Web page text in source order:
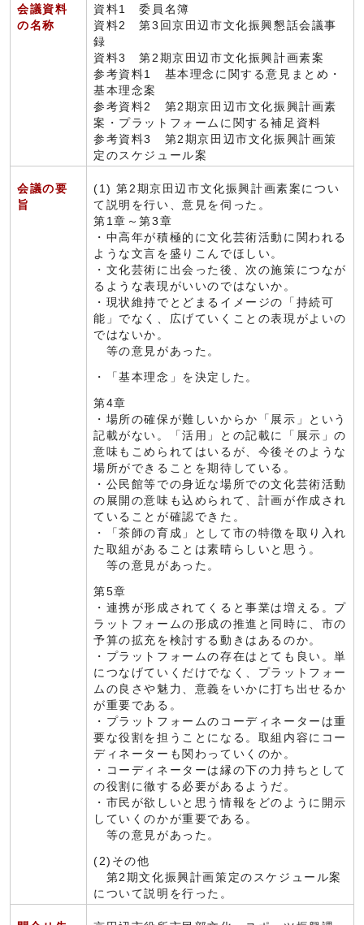
会議資料
の名称
資料1 委員名簿
資料2 第3回京田辺市文化振興懇話会議事
録
資料3 第2期京田辺市文化振興計画素案
参考資料1 基本理念に関する意見まとめ・
基本理念案
参考資料2 第2期京田辺市文化振興計画素
案・プラットフォームに関する補足資料
参考資料3 第2期京田辺市文化振興計画策
定のスケジュール案
会議の要
旨
(1) 第2期京田辺市文化振興計画素案につい
て説明を行い、意見を伺った。
第1章～第3章
・中高年が積極的に文化芸術活動に関われる
ような文言を盛りこんでほしい。
・文化芸術に出会った後、次の施策につなが
るような表現がいいのではないか。
・現状維持でとどまるイメージの「持続可
能」でなく、広げていくことの表現がよいの
ではないか。
等の意見があった。
・「基本理念」を決定した。
第4章
・場所の確保が難しいからか「展示」という
記載がない。「活用」との記載に「展示」の
意味もこめられてはいるが、今後そのような
場所ができることを期待している。
・公民館等での身近な場所での文化芸術活動
の展開の意味も込められて、計画が作成され
ていることが確認できた。
・「茶師の育成」として市の特徴を取り入れ
た取組があることは素晴らしいと思う。
等の意見があった。
第5章
・連携が形成されてくると事業は増える。プ
ラットフォームの形成の推進と同時に、市の
予算の拡充を検討する動きはあるのか。
・プラットフォームの存在はとても良い。単
につなげていくだけでなく、プラットフォー
ムの良さや魅力、意義をいかに打ち出せるか
が重要である。
・プラットフォームのコーディネーターは重
要な役割を担うことになる。取組内容にコー
ディネーターも関わっていくのか。
・コーディネーターは縁の下の力持ちとして
の役割に徹する必要があるようだ。
・市民が欲しいと思う情報をどのように開示
していくのかが重要である。
等の意見があった。
(2)その他
第2期文化振興計画策定のスケジュール案
について説明を行った。